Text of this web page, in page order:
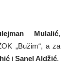
Mulalić,
„Bužim“, a za
i Sanel Aldžić.